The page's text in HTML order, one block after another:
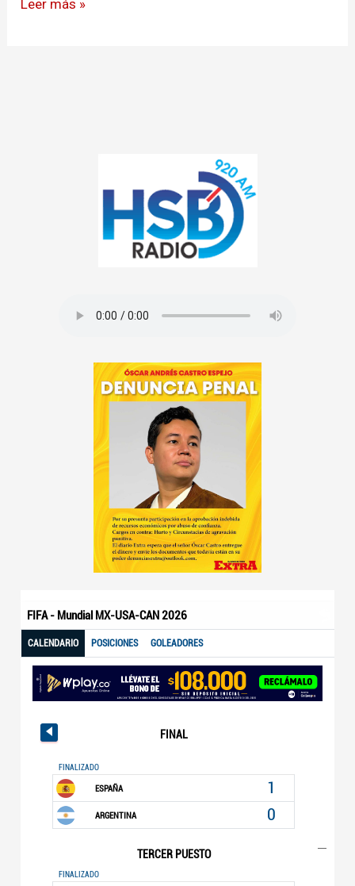
Leer más »